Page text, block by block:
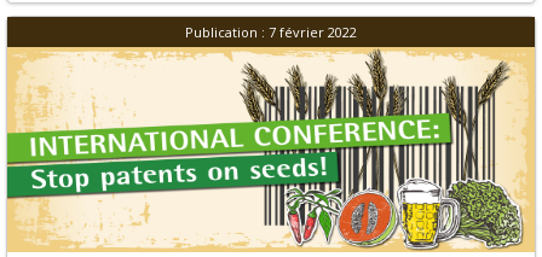
Publication : 7 février 2022